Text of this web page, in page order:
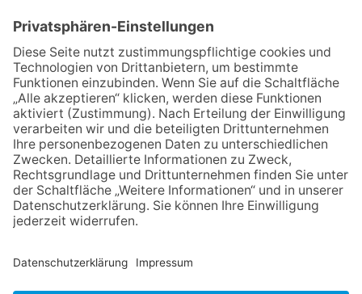
06.08.2026
Baustellenführung führt auch in
die Zukunft der Stadt
Königstein
06.08.2026
Klinikforum zum Thema
Karpaltunnelsyndrom
06.08.2026
Gewinnspiel zum Start ins
Schuljahr
30.07.2026
Ganz Niederhöchstadt wird zur
Festmeile